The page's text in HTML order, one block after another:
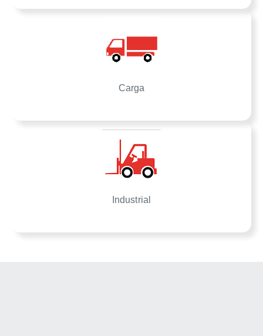
Carga
Industrial